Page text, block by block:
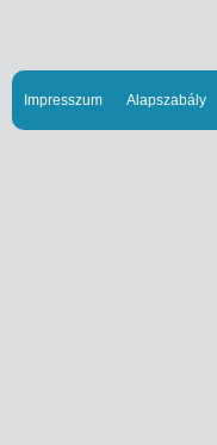
Impresszum Alapszabály